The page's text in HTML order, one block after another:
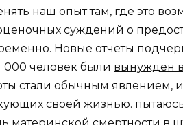
наш опыт там, где это
суждений о
Новые отчеты
000 человек были вынужден
стали обычным явлением, и
своей жизнью.